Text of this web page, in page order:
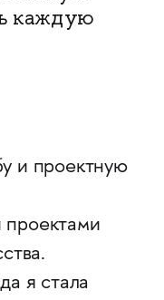
каждую
и проектную
проектами
я стала